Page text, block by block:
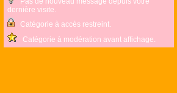
dernière visite.
Catégorie à accès restreint.
Catégorie à modération avant affichage.